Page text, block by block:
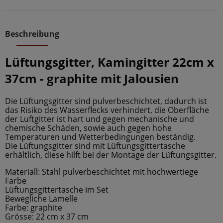
Beschreibung
Lüftungsgitter, Kamingitter 22cm x
37cm - graphite mit Jalousien
Die Lüftungsgitter sind pulverbeschichtet, dadurch ist
das Risiko des Wasserflecks verhindert, die Oberfläche
der Luftgitter ist hart und gegen mechanische und
chemische Schäden, sowie auch gegen hohe
Temperaturen und Wetterbedingungen beständig.
Die Lüftungsgitter sind mit Lüftungsgittertasche
erhältlich, diese hilft bei der Montage der Lüftungsgitter.
Materiall: Stahl pulverbeschichtet mit hochwertiege
Farbe
Lüftungsgittertasche im Set
Bewegliche Lamelle
Farbe: graphite
Grösse: 22 cm x 37 cm